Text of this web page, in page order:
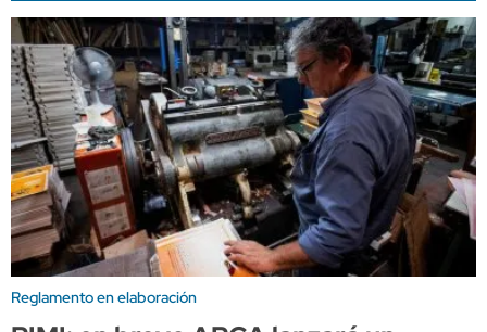
Reglamento en elaboración